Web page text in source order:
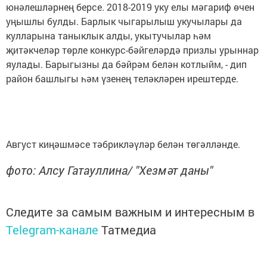
юнәлешләрнең берсе. 2018-2019 уку елы мәгариф өчен
уңышлы булды. Барлык чыгарылыш укучылары да
кулларына таныклык алды, укытучылар һәм
җитәкчеләр төрле конкурс-бәйгеләрдә призлы урыннар
яулады. Барыгызны да бәйрәм белән котлыйм, - дип
район башлыгы һәм үзенең теләкләрен ирештерде.
Август киңәшмәсе тәбрикләүләр белән төгәлләнде.
фото: Алсу Гатауллина/ "Хезмәт даны"
Следите за самым важным и интересным в
Telegram-канале Татмедиа